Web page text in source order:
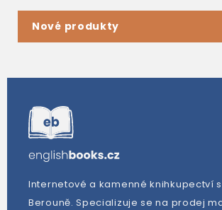
Nové produkty
Internetové a kamenné knihkupectví
Berouně. Specializuje se na prodej